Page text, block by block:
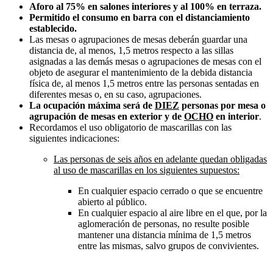
Aforo al 75% en salones interiores y al 100% en terraza.
Permitido el consumo en barra con el distanciamiento
establecido.
Las mesas o agrupaciones de mesas deberán guardar una
distancia de, al menos, 1,5 metros respecto a las sillas
asignadas a las demás mesas o agrupaciones de mesas con el
objeto de asegurar el mantenimiento de la debida distancia
física de, al menos 1,5 metros entre las personas sentadas en
diferentes mesas o, en su caso, agrupaciones.
La ocupación máxima será de DIEZ personas por mesa o
agrupación de mesas en exterior y de OCHO en interior.
Recordamos el uso obligatorio de mascarillas con las
siguientes indicaciones:
Las personas de seis años en adelante quedan obligadas
al uso de mascarillas en los siguientes supuestos:
En cualquier espacio cerrado o que se encuentre
abierto al público.
En cualquier espacio al aire libre en el que, por la
aglomeración de personas, no resulte posible
mantener una distancia mínima de 1,5 metros
entre las mismas, salvo grupos de convivientes.